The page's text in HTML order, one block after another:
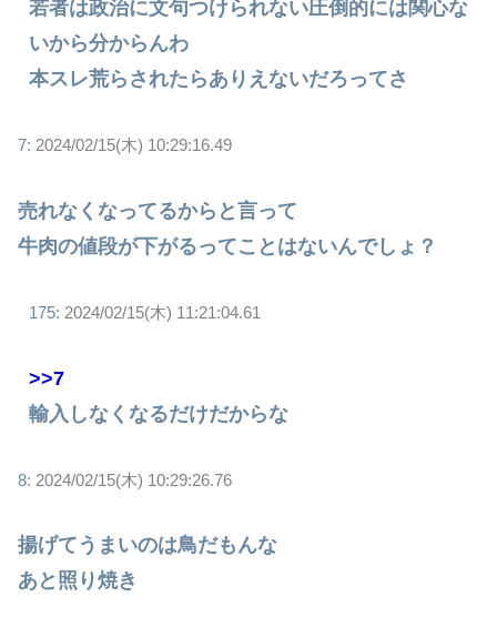
若者は政治に文句つけられない圧倒的には関心な
いから分からんわ
本スレ荒らされたらありえないだろってさ
7: 2024/02/15(木) 10:29:16.49
売れなくなってるからと言って
牛肉の値段が下がるってことはないんでしょ？
175: 2024/02/15(木) 11:21:04.61
>>7
輸入しなくなるだけだからな
8: 2024/02/15(木) 10:29:26.76
揚げてうまいのは鳥だもんな
あと照り焼き